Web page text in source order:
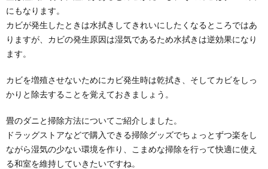
にもなります。
カビが発生したときは水拭きしてきれいにしたくなるところではあ
りますが、カビの発生原因は湿気であるため水拭きは逆効果になり
ます。
カビを増殖させないためにカビ発生時は乾拭き、そしてカビをしっ
かりと除去することを覚えておきましょう。
畳のダニと掃除方法についてご紹介しました。
ドラッグストアなどで購入できる掃除グッズでちょっとずつ楽をし
ながら湿気の少ない環境を作り、こまめな掃除を行って快適に使え
る和室を維持していきたいですね。